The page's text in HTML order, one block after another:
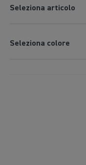
Seleziona articolo
Seleziona colore